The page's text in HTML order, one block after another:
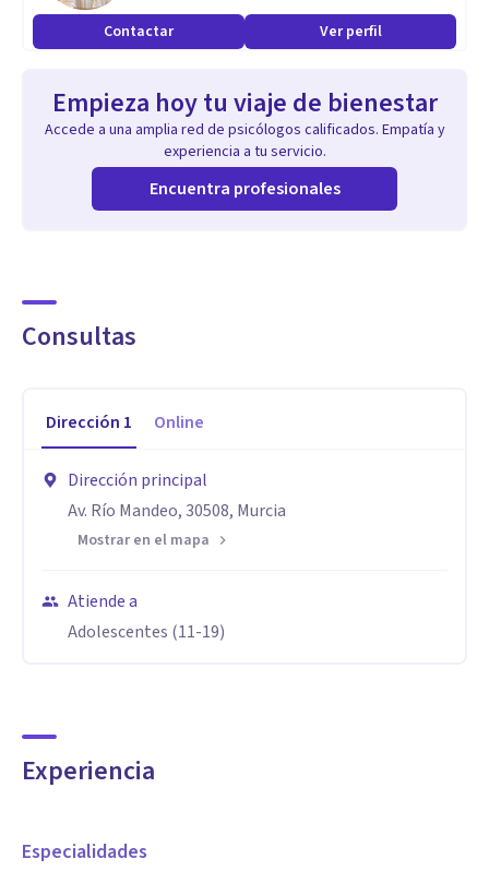
Contactar Ver perfil
Empieza hoy tu viaje de bienestar
Accede a una amplia red de psicólogos calificados. Empatía y
experiencia a tu servicio.
Encuentra profesionales
Consultas
Dirección 1 Online
Dirección principal
Av. Río Mandeo, 30508, Murcia
Mostrar en el mapa
Atiende a
Adolescentes (11-19)
Experiencia
Especialidades